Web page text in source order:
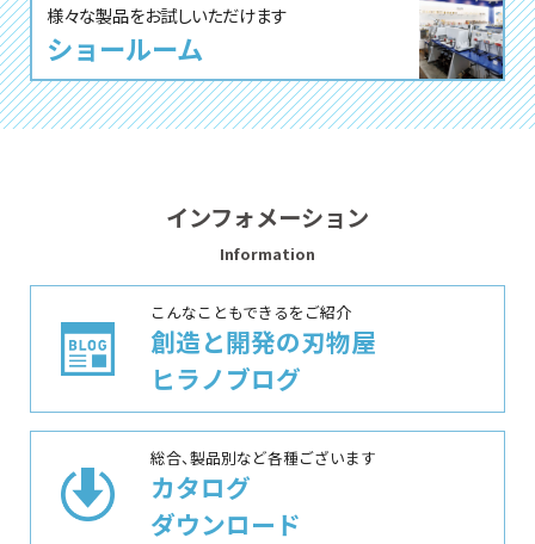
様々な製品をお試しいただけます
ショールーム
インフォメーション
Information
こんなこともできるをご紹介
創造と開発の刃物屋
ヒラノブログ
総合、製品別など各種ございます
カタログ
ダウンロード